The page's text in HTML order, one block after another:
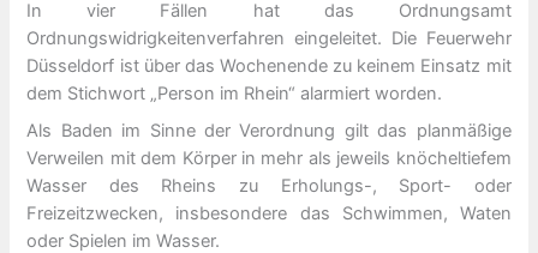
In vier Fällen hat das Ordnungsamt
Ordnungswidrigkeitenverfahren eingeleitet. Die Feuerwehr
Düsseldorf ist über das Wochenende zu keinem Einsatz mit
dem Stichwort „Person im Rhein“ alarmiert worden.
Als Baden im Sinne der Verordnung gilt das planmäßige
Verweilen mit dem Körper in mehr als jeweils knöcheltiefem
Wasser des Rheins zu Erholungs-, Sport- oder
Freizeitzwecken, insbesondere das Schwimmen, Waten
oder Spielen im Wasser.